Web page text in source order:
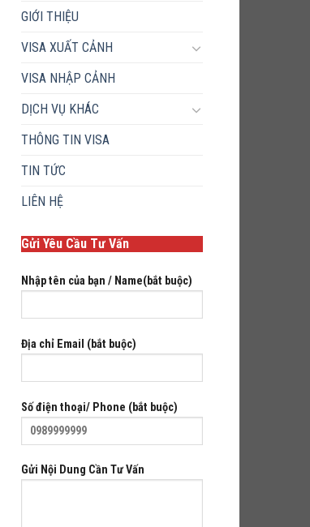
GIỚI THIỆU
VISA XUẤT CẢNH
VISA NHẬP CẢNH
DỊCH VỤ KHÁC
THÔNG TIN VISA
TIN TỨC
LIÊN HỆ
Gửi Yêu Cầu Tư Vấn
Nhập tên của bạn / Name(bắt buộc)
Địa chỉ Email (bắt buộc)
Số điện thoại/ Phone (bắt buộc)
Gửi Nội Dung Cần Tư Vấn